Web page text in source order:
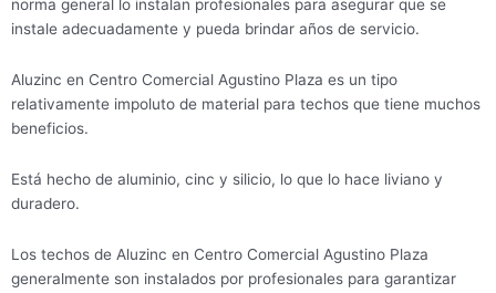
norma general lo instalan profesionales para asegurar que se
instale adecuadamente y pueda brindar años de servicio.
Aluzinc en Centro Comercial Agustino Plaza es un tipo
relativamente impoluto de material para techos que tiene muchos
beneficios.
Está hecho de aluminio, cinc y silicio, lo que lo hace liviano y
duradero.
Los techos de Aluzinc en Centro Comercial Agustino Plaza
generalmente son instalados por profesionales para garantizar